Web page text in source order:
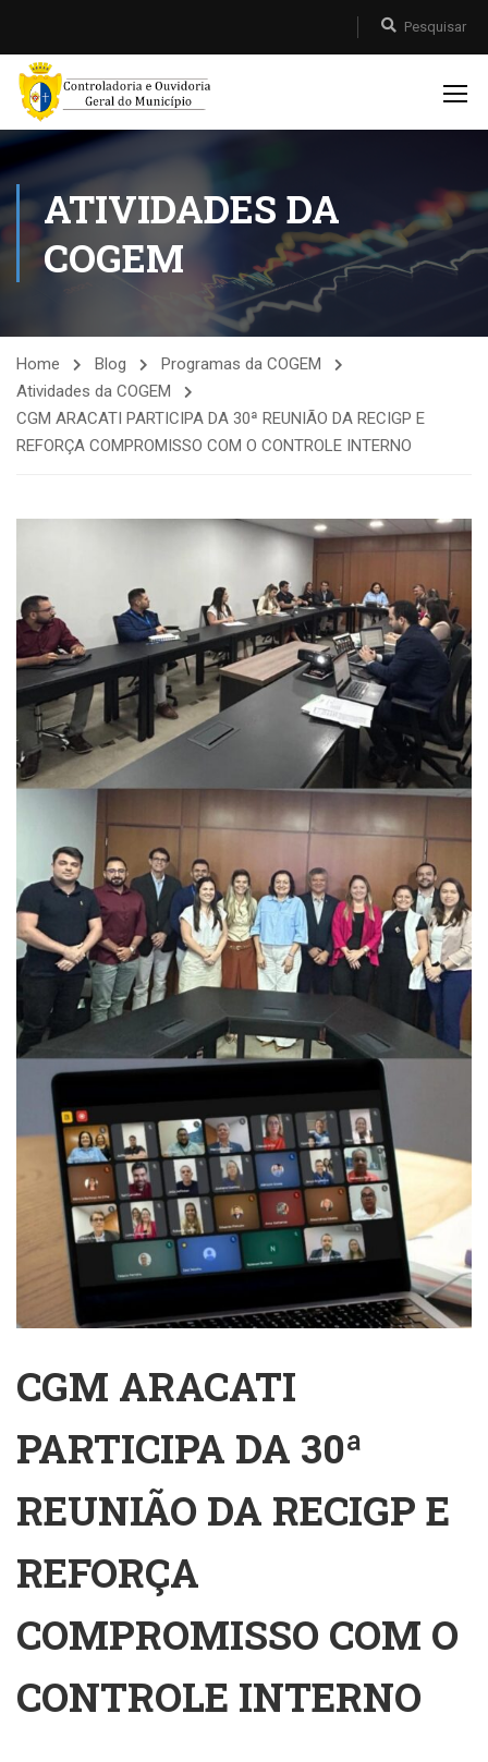
ATIVIDADES DA
COGEM
Home Blog
Programas da COGEM
Atividades da COGEM
CGM ARACATI PARTICIPA DA 30ª REUNIÃO DA RECIGP E
REFORÇA COMPROMISSO COM O CONTROLE INTERNO
CGM ARACATI
PARTICIPA DA 30ª
REUNIÃO DA RECIGP E
REFORÇA
COMPROMISSO COM O
CONTROLE INTERNO